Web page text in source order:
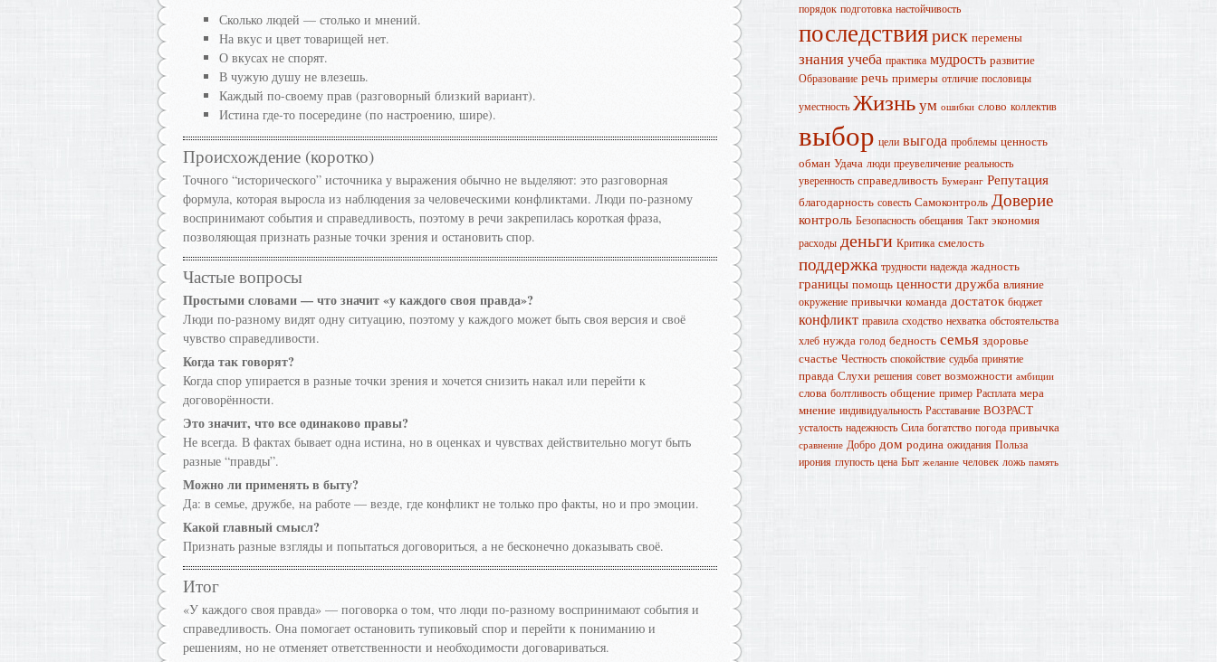
Сколько людей — столько и мнений.
На вкус и цвет товарищей нет.
О вкусах не спорят.
В чужую душу не влезешь.
Каждый по-своему прав (разговорный близкий вариант).
Истина где-то посередине (по настроению, шире).
Происхождение (коротко)
Точного “исторического” источника у выражения обычно не выделяют: это разговорная
формула, которая выросла из наблюдения за человеческими конфликтами. Люди по-разному
воспринимают события и справедливость, поэтому в речи закрепилась короткая фраза,
позволяющая признать разные точки зрения и остановить спор.
Частые вопросы
Простыми словами — что значит «у каждого своя правда»?
Люди по-разному видят одну ситуацию, поэтому у каждого может быть своя версия и своё
чувство справедливости.
Когда так говорят?
Когда спор упирается в разные точки зрения и хочется снизить накал или перейти к
договорённости.
Это значит, что все одинаково правы?
Не всегда. В фактах бывает одна истина, но в оценках и чувствах действительно могут быть
разные “правды”.
Можно ли применять в быту?
Да: в семье, дружбе, на работе — везде, где конфликт не только про факты, но и про эмоции.
Какой главный смысл?
Признать разные взгляды и попытаться договориться, а не бесконечно доказывать своё.
Итог
«У каждого своя правда» — поговорка о том, что люди по-разному воспринимают события и
справедливость. Она помогает остановить тупиковый спор и перейти к пониманию и
решениям, но не отменяет ответственности и необходимости договариваться.
порядок подготовка настойчивость
последствияриск перемены
знанияучеба практика мудрость развитие
Образование речь примеры отличие пословицы
уместность Жизньум ошибки слово коллектив
выбор цели выгода проблемы ценность
обман Удача люди преувеличение реальность
уверенность справедливость Бумеранг Репутация
благодарность совесть Самоконтроль Доверие
контроль Безопасность обещания Такт экономия
расходы деньги Критика смелость
поддержка трудности надежда жадность
границы помощь ценности дружба влияние
окружение привычки команда достаток бюджет
конфликт правила сходство нехватка обстоятельства
хлеб нужда голод бедность семья здоровье
счастье Честность спокойствие судьба принятие
правда Слухи решения совет возможности амбиции
слова болтливость общение пример Расплата мера
мнение индивидуальность Расставание ВОЗРАСТ
усталость надежность Сила богатство погода привычка
сравнение Добро дом родина ожидания Польза
ирония глупость цена Быт желание человек ложь память